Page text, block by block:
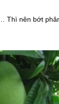
Thì nên bớt